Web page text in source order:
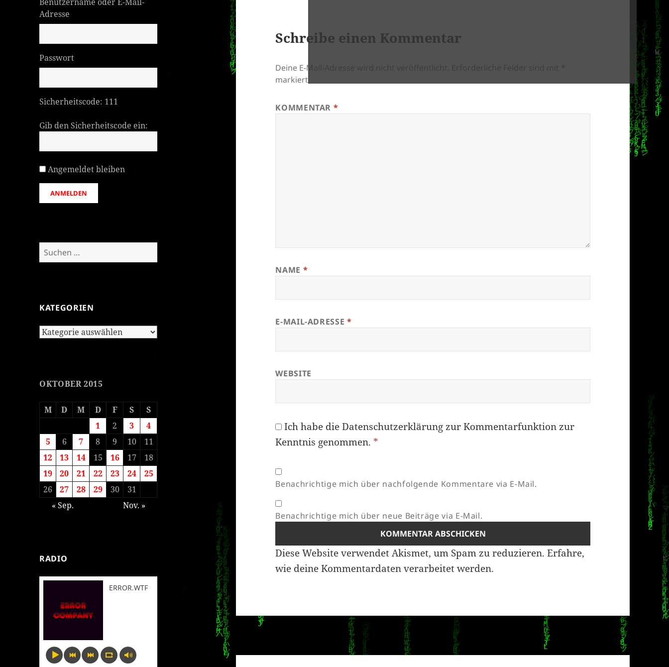
Adresse
Passwort
Sicherheitscode: 111
Gib den Sicherheitscode ein:
Angemeldet bleiben
ANMELDEN
Suchen
nach:
KATEGORIEN
Kategorien
OKTOBER 2015
M D M D F S
S
1
2 3
4
5
6 7 8 9 10
11
12
13 14 15 16 17
18
19
20 21 22 23 24
25
26
27 28 29 30
31
« Sep.
Nov. »
RADIO
ERROR.WTF
Schreibe einen Kommentar
Deine E-Mail-Adresse wird nicht veröffentlicht.
*
markiert
KOMMENTAR *
NAME *
E-MAIL-ADRESSE *
WEBSITE
Ich habe dieDatenschutzerklärungzur Kommentarfunktion zur
Kenntnis genommen. *
Benachrichtige mich über nachfolgende Kommentare via E-Mail.
Benachrichtige mich über neue Beiträge via E-Mail.
Diese Website verwendet Akismet, um Spam zu reduzieren.Erfahre,
wie deine Kommentardaten verarbeitet werden.